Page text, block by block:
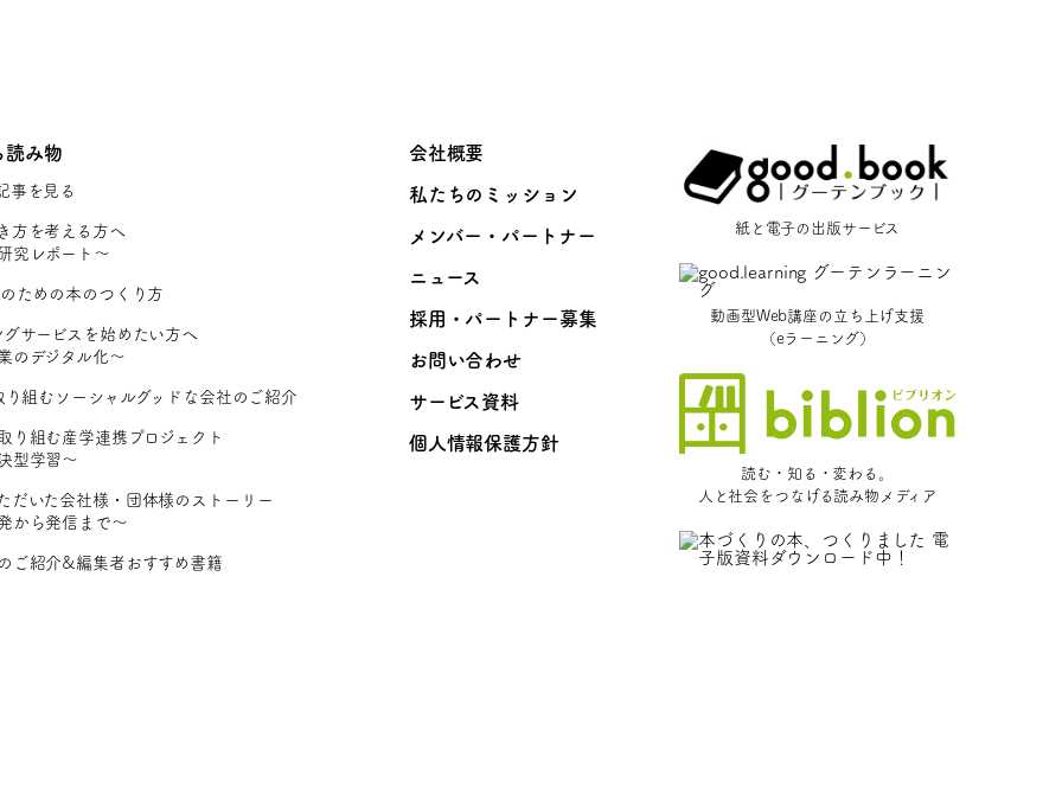
読み物
事を見る
方を考える方へ
究レポート〜
ための本のつくり方
グサービスを始めたい方へ
のデジタル化〜
り組むソーシャルグッドな会社のご紹介
り組む産学連携プロジェクト
型学習〜
だいた会社様・団体様のストーリー
から発信まで〜
ご紹介&編集者おすすめ書籍
会社概要
私たちのミッション
メンバー・パートナー
ニュース
採用・パートナー募集
お問い合わせ
サービス資料
個人情報保護方針
紙と電子の出版サービス
動画型Web講座の立ち上げ支援
（eラーニング）
読む・知る・変わる。
人と社会をつなげる読み物メディア